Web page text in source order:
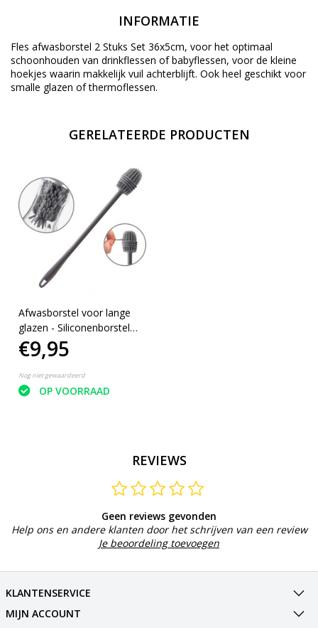
INFORMATIE
Fles afwasborstel 2 Stuks Set 36x5cm, voor het optimaal
schoonhouden van drinkflessen of babyflessen, voor de kleine
hoekjes waarin makkelijk vuil achterblijft. Ook heel geschikt voor
smalle glazen of thermoflessen.
GERELATEERDE PRODUCTEN
Afwasborstel voor lange
glazen - Siliconenborstel
lange glazen - Baby
flessenborstel - Duurzame
afwasborstel - Siliconen
afwasborstel
€9,95
Nog niet gewaardeerd
OP VOORRAAD
REVIEWS
Geen reviews gevonden
Help ons en andere klanten door het schrijven van een review
Je beoordeling toevoegen
KLANTENSERVICE
MIJN ACCOUNT